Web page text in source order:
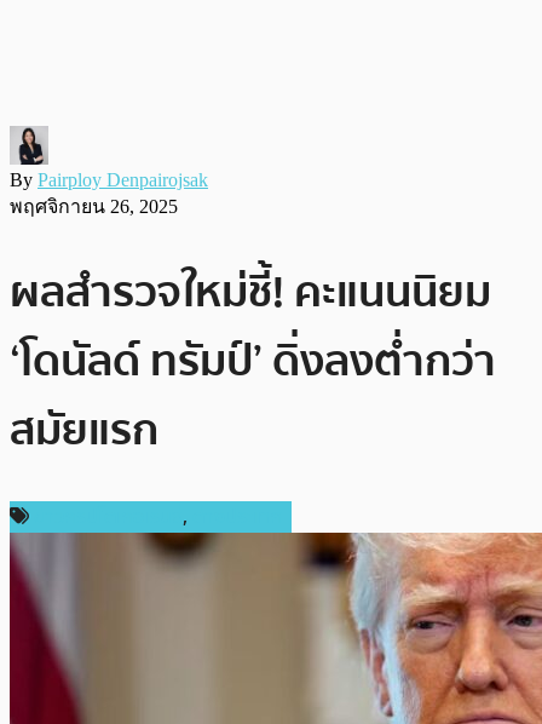
By Pairploy Denpairojsak
พฤศจิกายน 26, 2025
ผลสำรวจใหม่ชี้! คะแนนนิยม
‘โดนัลด์ ทรัมป์’ ดิ่งลงต่ำกว่า
สมัยแรก
,